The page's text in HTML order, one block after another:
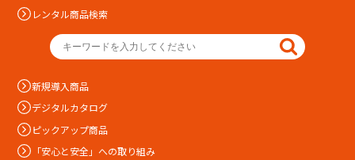
レンタル商品検索
新規導入商品
デジタルカタログ
ピックアップ商品
「安心と安全」への取り組み